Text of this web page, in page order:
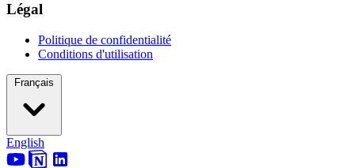
Légal
Politique de confidentialité
Conditions d'utilisation
Français
English